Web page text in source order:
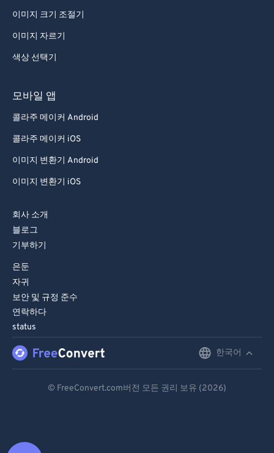
이미지 크기 조절기
이미지 자르기
색상 선택기
모바일 앱
콜라주 메이커 Android
콜라주 메이커 iOS
이미지 변환기 Android
이미지 변환기 iOS
회사 소개
블로그
기부하기
은둔
자귀
보안 및 규정 준수
연락하다
status
한국어
© FreeConvert.com버전 모든 권리 보유 (2026)